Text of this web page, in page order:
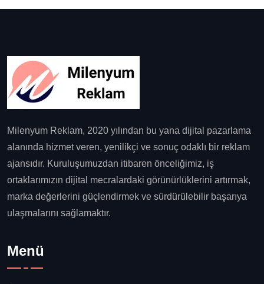
Milenyum Reklam, 2020 yılından bu yana dijital pazarlama
alanında hizmet veren, yenilikçi ve sonuç odaklı bir reklam
ajansıdır. Kuruluşumuzdan itibaren önceliğimiz, iş
ortaklarımızın dijital mecralardaki görünürlüklerini artırmak,
marka değerlerini güçlendirmek ve sürdürülebilir başarıya
ulaşmalarını sağlamaktır.
Menü